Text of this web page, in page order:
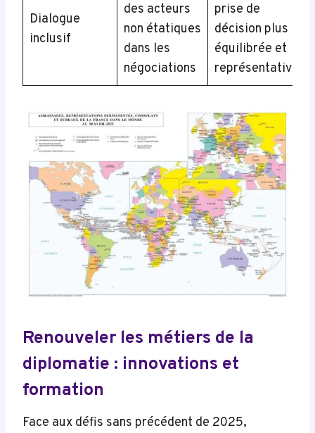
Dialogue
inclusif
des acteurs
non étatiques
dans les
négociations
prise de
décision plus
équilibrée et
représentative
Renouveler les métiers de la
diplomatie : innovations et
formation
Face aux défis sans précédent de 2025,